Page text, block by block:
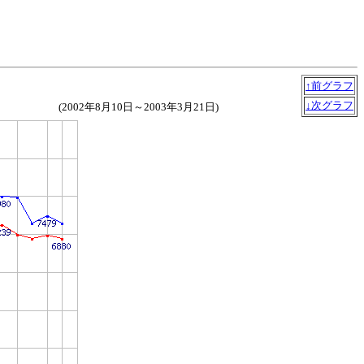
↑前グラフ
↓次グラフ
(2002年8月10日～2003年3月21日)